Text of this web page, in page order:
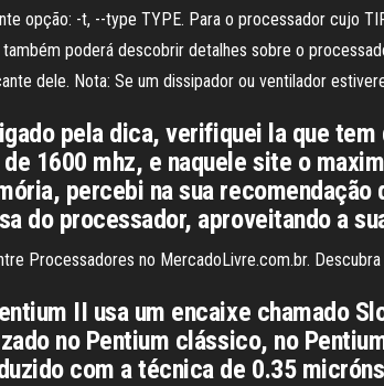
opção: -t, --type TYPE. Para o processador cujo
poderá descobrir detalhes sobre o
dele. Nota: Se um dissipador ou ventilador
pela dica, verifiquei la que
1600 mhz, e naquele site o
percebi na sua
do processador, aproveitando a
Processadores no MercadoLivre.com.br.
II usa um encaixe chamado
no Pentium clássico, no
com a técnica de 0.35